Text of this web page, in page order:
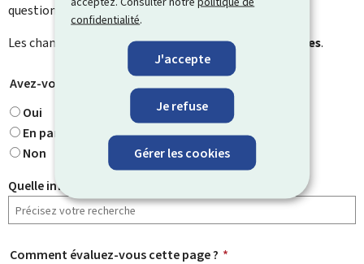
confidentialité.
J'accepte
Je refuse
Gérer les cookies
question particulière.
Les champs marqués d’une étoile ( * ) sont obligatoires.
Avez-vous trouvé ce que vous cherchiez ?
Oui
En partie
Non
Quelle information cherchiez-vous ?
Comment évaluez-vous cette page ? *